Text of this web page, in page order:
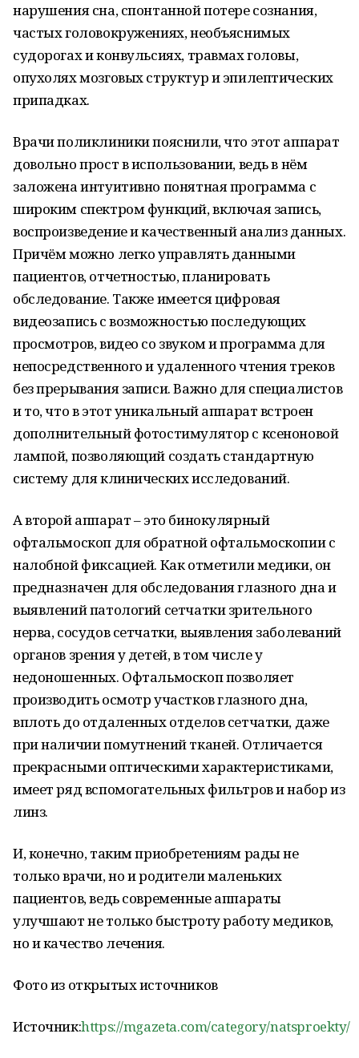
нарушения сна, спонтанной потере сознания,
частых головокружениях, необъяснимых
судорогах и конвульсиях, травмах головы,
опухолях мозговых структур и эпилептических
припадках.
Врачи поликлиники пояснили, что этот аппарат
довольно прост в использовании, ведь в нём
заложена интуитивно понятная программа с
широким спектром функций, включая запись,
воспроизведение и качественный анализ данных.
Причём можно легко управлять данными
пациентов, отчетностью, планировать
обследование. Также имеется цифровая
видеозапись с возможностью последующих
просмотров, видео со звуком и программа для
непосредственного и удаленного чтения треков
без прерывания записи. Важно для специалистов
и то, что в этот уникальный аппарат встроен
дополнительный фотостимулятор с ксеноновой
лампой, позволяющий создать стандартную
систему для клинических исследований.
А второй аппарат – это бинокулярный
офтальмоскоп для обратной офтальмоскопии с
налобной фиксацией. Как отметили медики, он
предназначен для обследования глазного дна и
выявлений патологий сетчатки зрительного
нерва, сосудов сетчатки, выявления заболеваний
органов зрения у детей, в том числе у
недоношенных. Офтальмоскоп позволяет
производить осмотр участков глазного дна,
вплоть до отдаленных отделов сетчатки, даже
при наличии помутнений тканей. Отличается
прекрасными оптическими характеристиками,
имеет ряд вспомогательных фильтров и набор из
линз.
И, конечно, таким приобретениям рады не
только врачи, но и родители маленьких
пациентов, ведь современные аппараты
улучшают не только быстроту работу медиков,
но и качество лечения.
Фото из открытых источников
Источник:https://mgazeta.com/category/natsproekty/